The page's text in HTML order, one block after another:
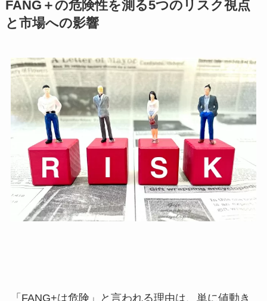
FANG＋の危険性を測る5つのリスク視点
と市場への影響
「FANG+は危険」と言われる理由は、単に値動き